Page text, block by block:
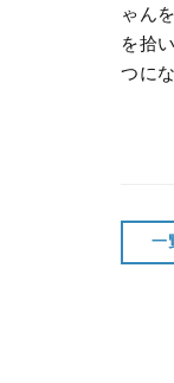
ゃん
を拾
つに
一